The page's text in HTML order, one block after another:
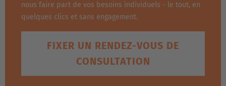
Türkiye
nous faire part de vos besoins individuels - le tout, en
quelques clics et sans engagement.
FIXER UN RENDEZ-VOUS DE
CONSULTATION